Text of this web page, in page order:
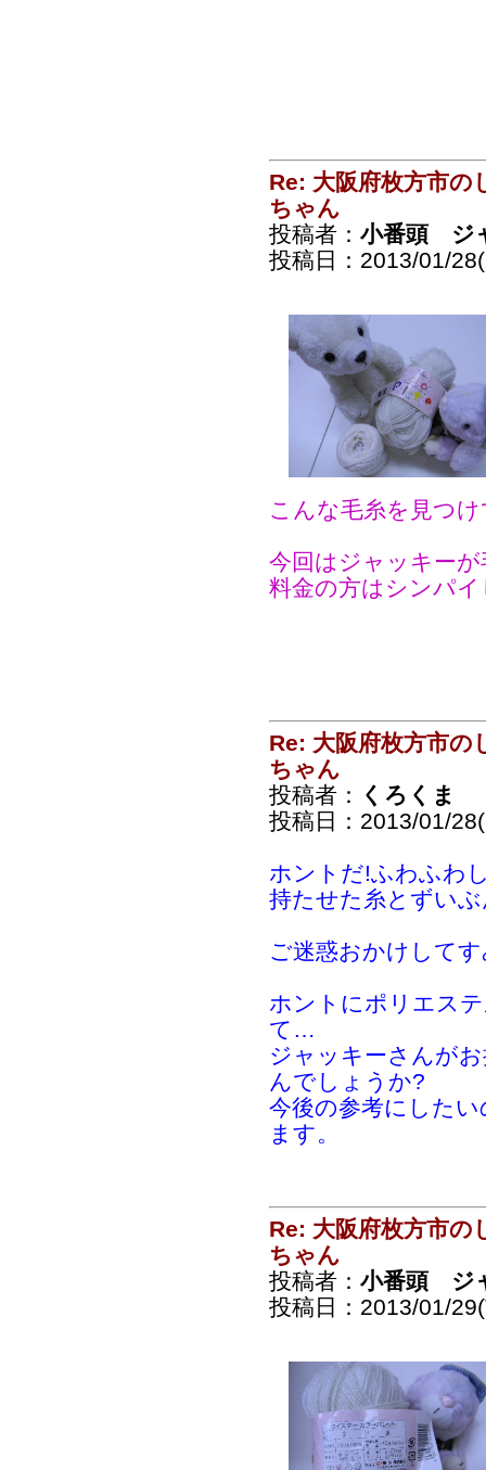
Re: 大阪府枚方市の
ちゃん
投稿者： 小番頭 ジ
投稿日：2013/01/
こんな毛糸を見つ
今回はジャッキー
料金の方はシンパ
Re: 大阪府枚方市の
ちゃん
投稿者：
くろくま
投稿日：2013/01/
ホントだ!ふわふわ
持たせた糸とずい
ご迷惑おかけして
ホントにポリエス
て…
ジャッキーさんが
んでしょうか?
今後の参考にした
ます。
Re: 大阪府枚方市の
ちゃん
投稿者： 小番頭 ジ
投稿日：2013/01/